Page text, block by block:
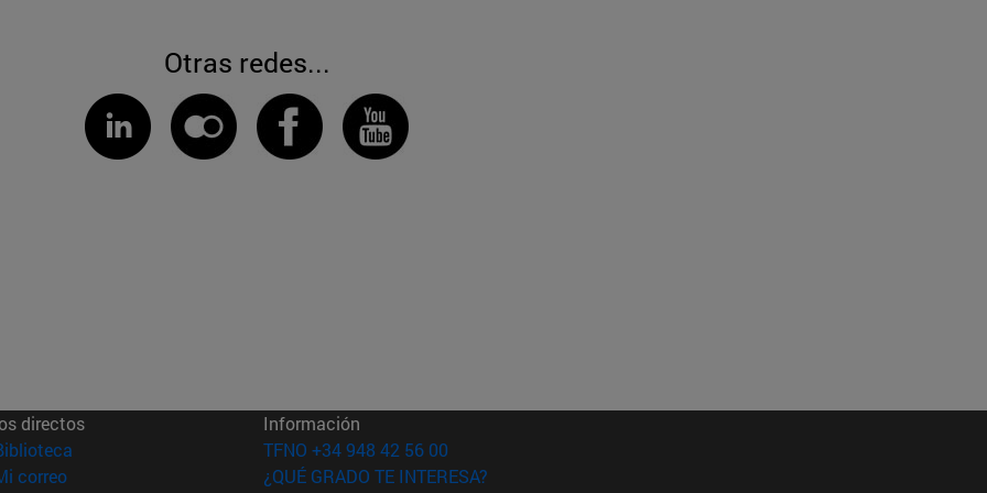
Otras redes...
directos
(abre en nueva ventana)
correo(abre en nueva ventana)
Información
TFNO +34 948 42 56 00
¿QUÉ GRADO TE INTERESA?